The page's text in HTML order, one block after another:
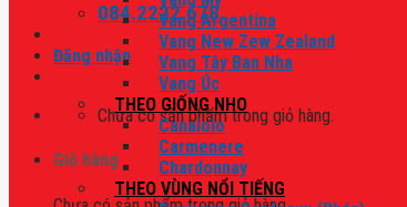
084.2222.678
Đăng nhập
Chưa có sản phẩm trong giỏ hàng.
Giỏ hàng
Vang Argentina
Vang New Zew Zealand
Vang Tây Ban Nha
Vang Úc
THEO GIỐNG NHO
Canaiolo
Carmenere
Chardonnay
THEO VÙNG NỔI TIẾNG